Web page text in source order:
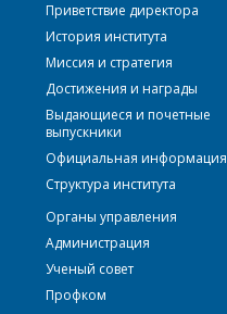
Приветствие директора
История института
Миссия и стратегия
Достижения и награды
Выдающиеся и почетные
выпускники
Официальная информация
Структура института
Органы управления
Администрация
Ученый совет
Профком